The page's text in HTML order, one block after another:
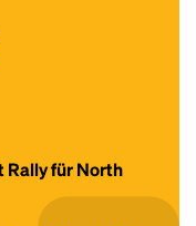
Rally für North